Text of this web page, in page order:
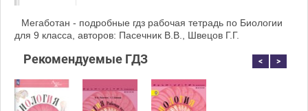
Мегаботан - подробные гдз рабочая тетрадь по Биологии
для 9 класса, авторов: Пасечник В.В., Швецов Г.Г.
Рекомендуемые ГДЗ < >